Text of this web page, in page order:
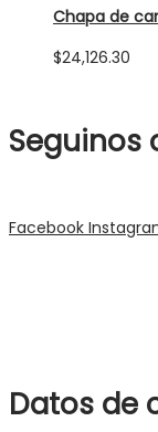
Chapa de
$24,126.30
Seguinos
Facebook
Datos de